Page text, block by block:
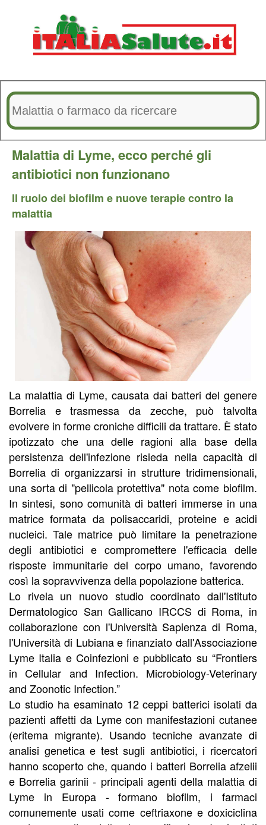
Malattia di Lyme, ecco perché gli
antibiotici non funzionano
Il ruolo dei biofilm e nuove terapie contro la
malattia
La malattia di Lyme, causata dai batteri del genere
Borrelia e trasmessa da zecche, può talvolta
evolvere in forme croniche difficili da trattare. È stato
ipotizzato che una delle ragioni alla base della
persistenza dell'infezione risieda nella capacità di
Borrelia di organizzarsi in strutture tridimensionali,
una sorta di "pellicola protettiva" nota come biofilm.
In sintesi, sono comunità di batteri immerse in una
matrice formata da polisaccaridi, proteine e acidi
nucleici. Tale matrice può limitare la penetrazione
degli antibiotici e compromettere l'efficacia delle
risposte immunitarie del corpo umano, favorendo
così la sopravvivenza della popolazione batterica.
Lo rivela un nuovo studio coordinato dall'Istituto
Dermatologico San Gallicano IRCCS di Roma, in
collaborazione con l'Università Sapienza di Roma,
l'Università di Lubiana e finanziato dall'Associazione
Lyme Italia e Coinfezioni e pubblicato su “Frontiers
in Cellular and Infection. Microbiology-Veterinary
and Zoonotic Infection.”
Lo studio ha esaminato 12 ceppi batterici isolati da
pazienti affetti da Lyme con manifestazioni cutanee
(eritema migrante). Usando tecniche avanzate di
analisi genetica e test sugli antibiotici, i ricercatori
hanno scoperto che, quando i batteri Borrelia afzelii
e Borrelia garinii - principali agenti della malattia di
Lyme in Europa - formano biofilm, i farmaci
comunemente usati come ceftriaxone e doxiciclina